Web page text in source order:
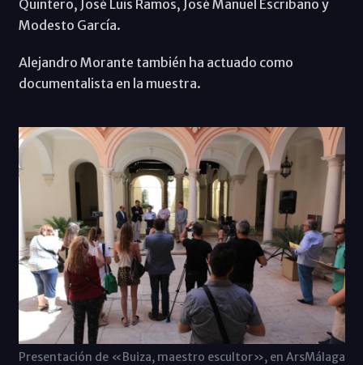
Quintero, José Luis Ramos, José Manuel Escribano y
Modesto García.
Alejandro Morante también ha actuado como
documentalista en la muestra.
Presentación de «Buiza, maestro escultor», en ArsMálaga